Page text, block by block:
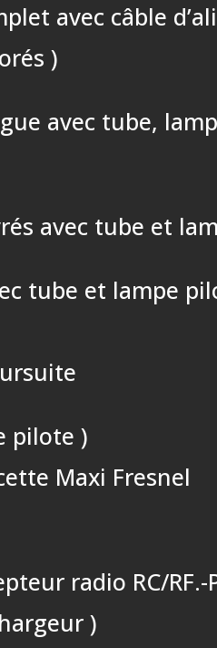
avec câble
)
avec tube,
avec tube et
tube et lampe
pilote )
Maxi Fresnel
radio RC/
)